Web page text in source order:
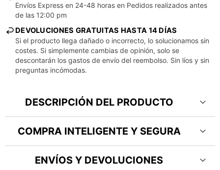
Envíos Express en 24-48 horas en Pedidos realizados antes
de las 12:00 pm
DEVOLUCIONES GRATUITAS HASTA 14 DÍAS
Si el producto llega dañado o incorrecto, lo solucionamos sin
costes. Si simplemente cambias de opinión, solo se
descontarán los gastos de envío del reembolso. Sin líos y sin
preguntas incómodas.
DESCRIPCIÓN DEL PRODUCTO
COMPRA INTELIGENTE Y SEGURA
¿Dudas? Escríbenos y te ayudamos
ENVÍOS Y DEVOLUCIONES